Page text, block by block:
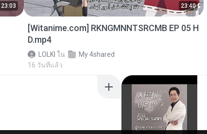
23:03 23:40
[Witanime.com] RKNGMNNTSRCMB EP 05 H
D.mp4
LOLKI ใน
My 4shared
16 วันที่แล้ว